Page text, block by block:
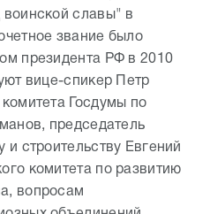
воинской славы" в
звание было
президента РФ в 2010
вице-спикер Петр
комитета Госдумы по
председатель
и строительству Евгений
комитета по развитию
вопросам